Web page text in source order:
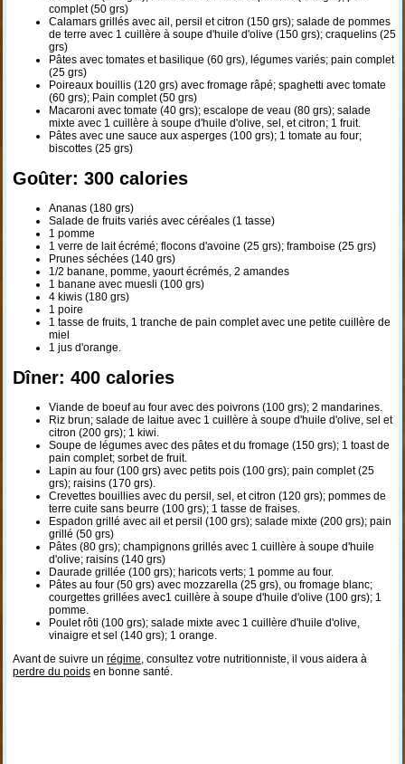
complet (50 grs)
Calamars grillés avec ail, persil et citron (150 grs); salade de pommes
de terre avec 1 cuillère à soupe d'huile d'olive (150 grs); craquelins (25
grs)
Pâtes avec tomates et basilique (60 grs), légumes variés; pain complet
(25 grs)
Poireaux bouillis (120 grs) avec fromage râpé; spaghetti avec tomate
(60 grs); Pain complet (50 grs)
Macaroni avec tomate (40 grs); escalope de veau (80 grs); salade
mixte avec 1 cuillère à soupe d'huile d'olive, sel, et citron; 1 fruit.
Pâtes avec une sauce aux asperges (100 grs); 1 tomate au four;
biscottes (25 grs)
Goûter: 300 calories
Ananas (180 grs)
Salade de fruits variés avec céréales (1 tasse)
1 pomme
1 verre de lait écrémé; flocons d'avoine (25 grs); framboise (25 grs)
Prunes séchées (140 grs)
1/2 banane, pomme, yaourt écrémés, 2 amandes
1 banane avec muesli (100 grs)
4 kiwis (180 grs)
1 poire
1 tasse de fruits, 1 tranche de pain complet avec une petite cuillère de
miel
1 jus d'orange.
Dîner: 400 calories
Viande de boeuf au four avec des poivrons (100 grs); 2 mandarines.
Riz brun; salade de laitue avec 1 cuillère à soupe d'huile d'olive, sel et
citron (200 grs); 1 kiwi.
Soupe de légumes avec des pâtes et du fromage (150 grs); 1 toast de
pain complet; sorbet de fruit.
Lapin au four (100 grs) avec petits pois (100 grs); pain complet (25
grs); raisins (170 grs).
Crevettes bouillies avec du persil, sel, et citron (120 grs); pommes de
terre cuite sans beurre (100 grs); 1 tasse de fraises.
Espadon grillé avec ail et persil (100 grs); salade mixte (200 grs); pain
grillé (50 grs)
Pâtes (80 grs); champignons grillés avec 1 cuillère à soupe d'huile
d'olive; raisins (140 grs)
Daurade grillée (100 grs); haricots verts; 1 pomme au four.
Pâtes au four (50 grs) avec mozzarella (25 grs), ou fromage blanc;
courgettes grillées avec1 cuillère à soupe d'huile d'olive (100 grs); 1
pomme.
Poulet rôti (100 grs); salade mixte avec 1 cuillère d'huile d'olive,
vinaigre et sel (140 grs); 1 orange.
Avant de suivre un régime, consultez votre nutritionniste, il vous aidera à
perdre du poidsen bonne santé.